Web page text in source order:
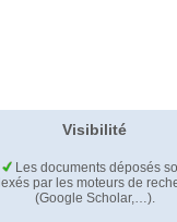
Visibilité
Les documents déposés
par les moteurs de
(Google Scholar,…).